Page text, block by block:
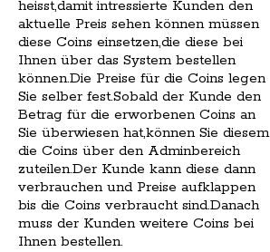
heisst,damit intressierte Kunden den
aktuelle Preis sehen können müssen
diese Coins einsetzen,die diese bei
Ihnen über das System bestellen
können.Die Preise für die Coins legen
Sie selber fest.Sobald der Kunde den
Betrag für die erworbenen Coins an
Sie überwiesen hat,können Sie diesem
die Coins über den Adminbereich
zuteilen.Der Kunde kann diese dann
verbrauchen und Preise aufklappen
bis die Coins verbraucht sind.Danach
muss der Kunden weitere Coins bei
Ihnen bestellen.